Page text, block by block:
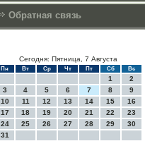
Обратная связь
Сегодня: Пятница, 7 Августа
Пн Вт Ср Чт Пт Сб Вс
1
2
3
4 5 6 7 8
9
10
11 12 13 14 15
16
17
18 19 20 21 22
23
24
25 26 27 28 29
30
31